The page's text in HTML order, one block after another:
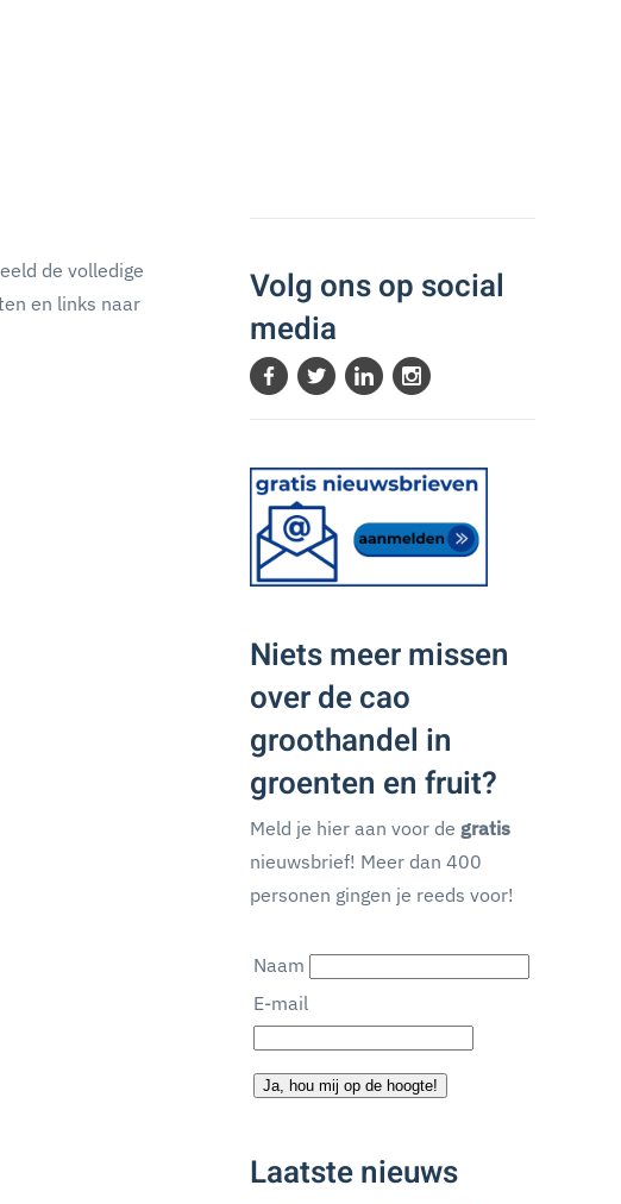
de volledige
en links naar
Volg ons op social
media
Niets meer missen
over de cao
groothandel in
groenten en fruit?
Meld je hier aan voor de gratis
nieuwsbrief! Meer dan 400
personen gingen je reeds voor!
Naam
E-mail
Ja, hou mij op de hoogte!
Laatste nieuws